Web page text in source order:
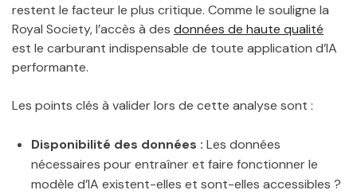
restent le facteur le plus critique. Comme le souligne la
Royal Society, l’accès à des données de haute qualité
est le carburant indispensable de toute application d’IA
performante.
Les points clés à valider lors de cette analyse sont :
Disponibilité des données : Les données
nécessaires pour entraîner et faire fonctionner le
modèle d’IA existent-elles et sont-elles accessibles ?